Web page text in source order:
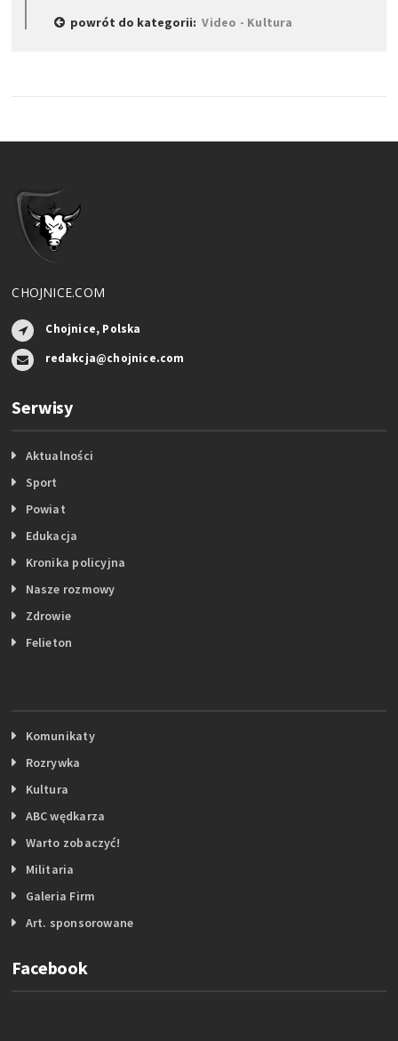
powrót do kategorii:Video - Kultura
CHOJNICE.COM
Chojnice, Polska
redakcja@chojnice.com
Serwisy
Aktualności
Sport
Powiat
Edukacja
Kronika policyjna
Nasze rozmowy
Zdrowie
Felieton
Komunikaty
Rozrywka
Kultura
ABC wędkarza
Warto zobaczyć!
Militaria
Galeria Firm
Art. sponsorowane
Facebook